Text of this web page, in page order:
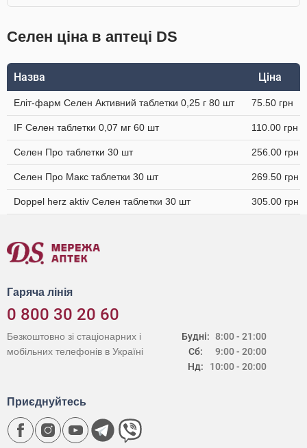
Селен ціна в аптеці DS
Назва Ціна
Еліт-фарм Селен Активний таблетки 0,25 г 80 шт 75.50 грн
IF Селен таблетки 0,07 мг 60 шт 110.00 грн
Селен Про таблетки 30 шт 256.00 грн
Селен Про Макс таблетки 30 шт 269.50 грн
Doppel herz aktiv Селен таблетки 30 шт 305.00 грн
Гаряча лінія
0 800 30 20 60
Будні:
Сб:
Нд:
8:00 - 21:00
9:00 - 20:00
10:00 - 20:00
Безкоштовно зі стаціонарних і
мобільних телефонів в Україні
Приєднуйтесь